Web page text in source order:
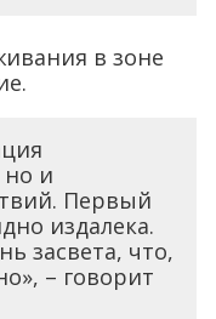
в зоне
но и
Первый
издалека.
засвета, что,
– говорит